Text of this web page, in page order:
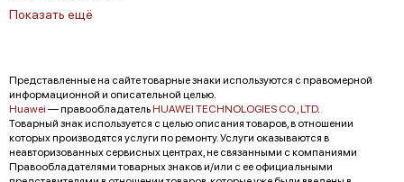
Показать ещё
Представленные на сайте товарные знаки используются с правомерной
информационной и описательной целью.
Huawei — правообладательHUAWEI TECHNOLOGIES CO., LTD.
Товарный знак используется с целью описания товаров, в отношении
которых производятся услуги по ремонту. Услуги оказываются в
неавторизованных сервисных центрах, не связанными с компаниями
Правообладателями товарных знаков и/или с ее официальными